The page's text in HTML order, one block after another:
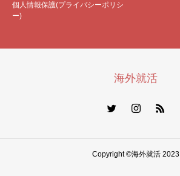
個人情報保護(プライバシーポリシ
ー)
海外就活
Copyright ©海外就活 2023